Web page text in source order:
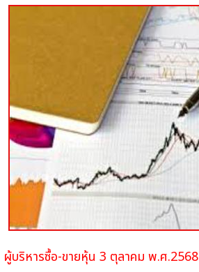
ผู้บริหารซื้อ-ขายหุ้น 3 ตุลาคม พ.ศ.2568